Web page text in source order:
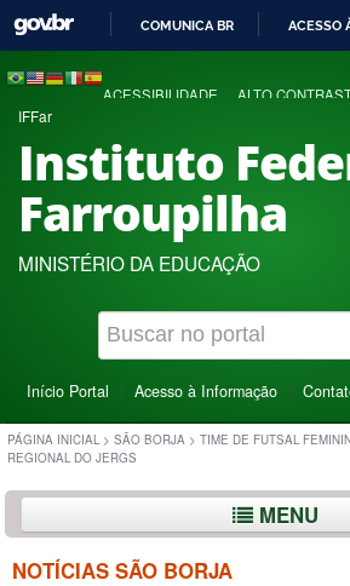
COMUNICA BR ACESSO
ACESSIBILIDADE ALTO
IFFar
Instituto
Farroupilha
MINISTÉRIO DA EDUCAÇÃO
Início Portal Acesso à Informação
PÁGINA INICIAL > SÃO BORJA > TIME DE FUTSAL
REGIONAL DO JERGS
MENU
NOTÍCIAS SÃO BORJA